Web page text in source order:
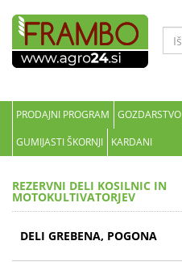
PRODAJNI PROGRAM GOZDARSTVO
GUMIJASTI ŠKORNJI
KARDANI
REZERVNI DELI KOSILNIC IN
MOTOKULTIVATORJEV
DELI GREBENA, POGONA